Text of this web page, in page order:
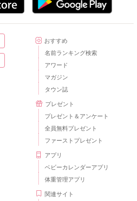
おすすめ
名前ランキング検索
アワード
マガジン
タウン誌
プレゼント
プレゼント＆アンケート
全員無料プレゼント
ファーストプレゼント
アプリ
ベビーカレンダーアプリ
体重管理アプリ
関連サイト